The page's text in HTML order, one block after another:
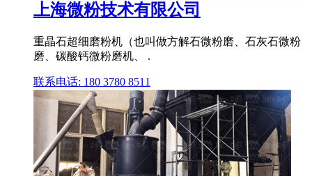
上海微粉技术有限公司
重晶石超细磨粉机（也叫做方解石微粉磨、石灰石微粉
磨、碳酸钙微粉磨机、 .
联系电话: 180 3780 8511